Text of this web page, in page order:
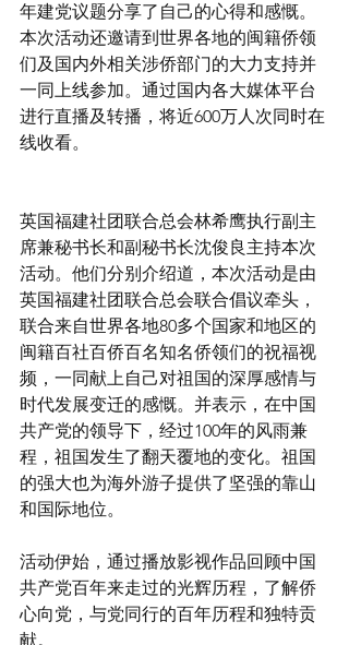
年建党议题分享了自己的心得和感慨。
本次活动还邀请到世界各地的闽籍侨领
们及国内外相关涉侨部门的大力支持并
一同上线参加。通过国内各大媒体平台
进行直播及转播，将近600万人次同时在
线收看。
英国福建社团联合总会林希鹰执行副主
席兼秘书长和副秘书长沈俊良主持本次
活动。他们分别介绍道，本次活动是由
英国福建社团联合总会联合倡议牵头，
联合来自世界各地80多个国家和地区的
闽籍百社百侨百名知名侨领们的祝福视
频，一同献上自己对祖国的深厚感情与
时代发展变迁的感慨。并表示，在中国
共产党的领导下，经过100年的风雨兼
程，祖国发生了翻天覆地的变化。祖国
的强大也为海外游子提供了坚强的靠山
和国际地位。
活动伊始，通过播放影视作品回顾中国
共产党百年来走过的光辉历程，了解侨
心向党，与党同行的百年历程和独特贡
献。